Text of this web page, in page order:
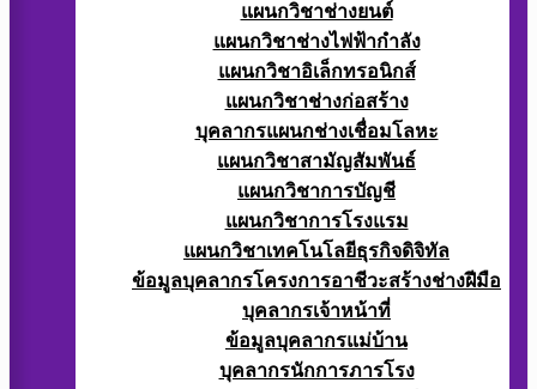
แผนกวิชาช่างยนต์
แผนกวิชาช่างไฟฟ้ากำลัง
แผนกวิชาอิเล็กทรอนิกส์
แผนกวิชาช่างก่อสร้าง
บุคลากรแผนกช่างเชื่อมโลหะ
แผนกวิชาสามัญสัมพันธ์
แผนกวิชาการบัญชี
แผนกวิชาการโรงแรม
แผนกวิชาเทคโนโลยีธุรกิจดิจิทัล
ข้อมูลบุคลากรโครงการอาชีวะสร้างช่างฝีมือ
บุคลากรเจ้าหน้าที่
ข้อมูลบุคลากรแม่บ้าน
บุคลากรนักการภารโรง